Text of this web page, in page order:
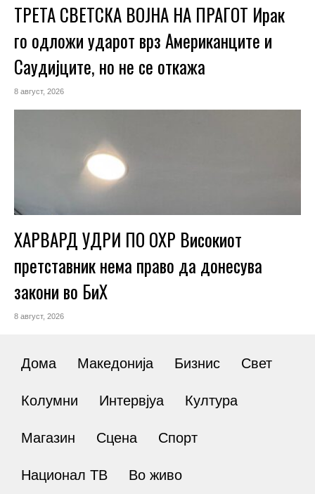
ТРЕТА СВЕТСКА ВОЈНА НА ПРАГОТ Ирак
го одложи ударот врз Американците и
Саудијците, но не се откажа
8 август, 2026
ХАРВАРД УДРИ ПО ОХР Високиот
претставник нема право да донесува
закони во БиХ
8 август, 2026
Дома Македонија Бизнис Свет
Колумни Интервјуа Култура
Магазин Сцена Спорт
Национал ТВ Во живо